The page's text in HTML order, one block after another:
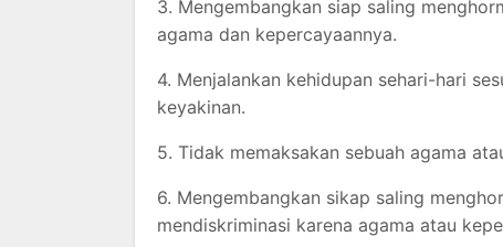
3. Mengembangkan siap saling
agama dan kepercayaannya.
4. Menjalankan kehidupan sehari-hari
keyakinan.
5. Tidak memaksakan sebuah agama
6. Mengembangkan sikap saling
mendiskriminasi karena agama atau